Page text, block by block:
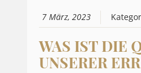
7 März, 2023
WAS IST DIE
UNSERER